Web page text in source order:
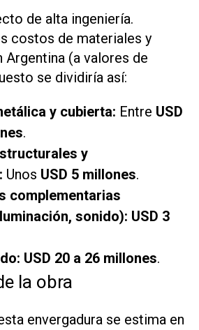
de alta ingeniería.
costos de materiales y
Argentina (a valores de
se dividiría así:
y cubierta: Entre USD
.
y
Unos USD 5 millones.
complementarias
sonido): USD 3
USD 20 a 26 millones.
la obra
envergadura se estima en